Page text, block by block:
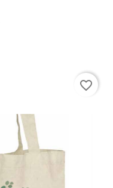
favorite_border